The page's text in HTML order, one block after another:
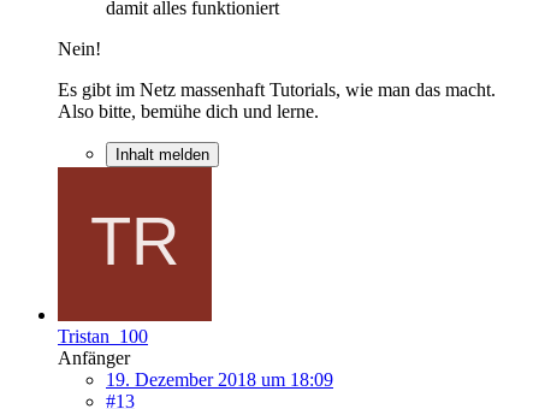
damit alles funktioniert
Nein!
Es gibt im Netz massenhaft Tutorials, wie man das macht.
Also bitte, bemühe dich und lerne.
Inhalt melden
Tristan_100
Anfänger
19. Dezember 2018 um 18:09
#13